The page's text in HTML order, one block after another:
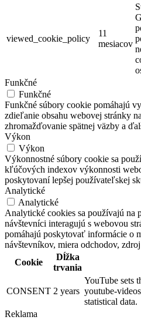
viewed_cookie_policy
11
mesiacov
Funkčné
Funkčné
Funkčné súbory cookie pomáhajú
zdieľanie obsahu webovej stránky
zhromažďovanie spätnej väzby a
Výkon
Výkon
Výkonnostné súbory cookie sa
kľúčových indexov výkonnosti
poskytovaní lepšej používateľskej
Analytické
Analytické
Analytické cookies sa používajú na
návštevníci interagujú s webovou
pomáhajú poskytovať informácie o
návštevníkov, miera odchodov,
Cookie
Dĺžka
trvania
CONSENT 2 years
YouTube sets
youtube-
statistical data.
Reklama